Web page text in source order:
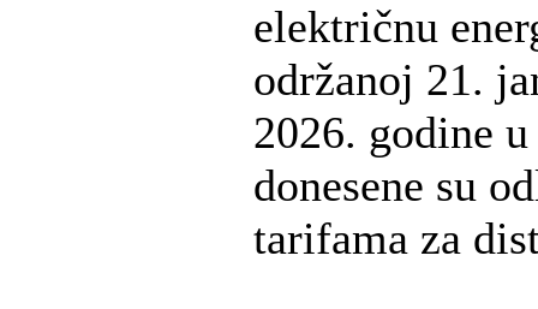
električnu
održanoj 21.
2026. godine
donesene su
tarifama za